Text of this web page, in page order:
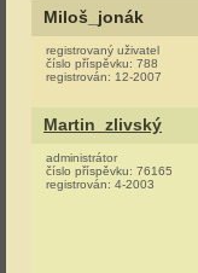
Miloš_jonák
registrovaný uživatel
číslo příspěvku: 788
registrován: 12-2007
Martin_zlivský
administrátor
číslo příspěvku: 76165
registrován: 4-2003